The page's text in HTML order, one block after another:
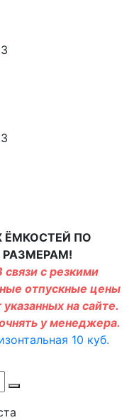
ЁМКОСТЕЙ ПО
с резкими
отпускные цены
на сайте.
у менеджера.